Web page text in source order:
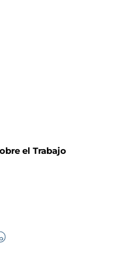
el Trabajo